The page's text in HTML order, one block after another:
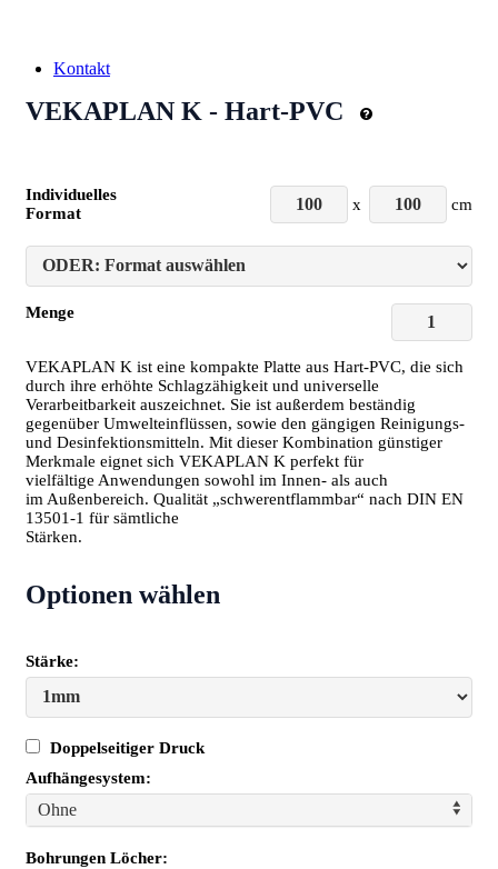
Kontakt
VEKAPLAN K - Hart-PVC
Individuelles
Format
x cm
Menge
VEKAPLAN K ist eine kompakte Platte aus Hart-PVC, die sich
durch ihre erhöhte Schlagzähigkeit und universelle
Verarbeitbarkeit auszeichnet. Sie ist außerdem beständig
gegenüber Umwelteinflüssen, sowie den gängigen Reinigungs-
und Desinfektionsmitteln. Mit dieser Kombination günstiger
Merkmale eignet sich VEKAPLAN K perfekt für
vielfältige Anwendungen sowohl im Innen- als auch
im Außenbereich. Qualität „schwerentflammbar“ nach DIN EN
13501-1 für sämtliche
Stärken.
Optionen wählen
Stärke:
Doppelseitiger Druck
Aufhängesystem:
Ohne
Bohrungen Löcher: